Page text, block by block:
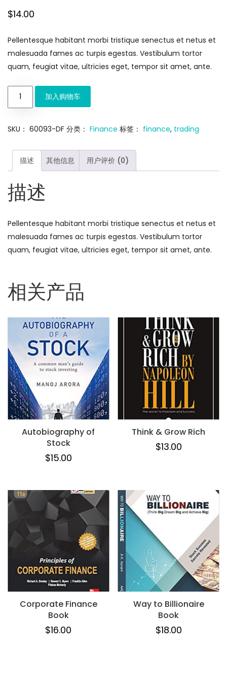
$14.00
Pellentesque habitant morbi tristique senectus et netus et
malesuada fames ac turpis egestas. Vestibulum tortor
quam, feugiat vitae, ultricies eget, tempor sit amet, ante.
加入购物车
SKU： 60093-DF 分类： Finance 标签： finance, trading
描述 其他信息 用户评价 (0)
描述
Pellentesque habitant morbi tristique senectus et netus et
malesuada fames ac turpis egestas. Vestibulum tortor
quam, feugiat vitae, ultricies eget, tempor sit amet, ante.
相关产品
Autobiography of
Stock
$15.00
Think & Grow Rich
$13.00
Corporate Finance
Book
$16.00
Way to Billionaire
Book
$18.00